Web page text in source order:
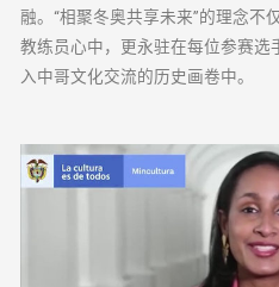
融。“相聚冬奥共享未来”的理念不
教练员心中，更永驻在每位参赛选
入中哥文化交流的历史画卷中。